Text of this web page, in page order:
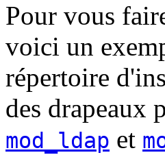
Pour vous
voici un
répertoire
des drapeaux
mod_ldap et